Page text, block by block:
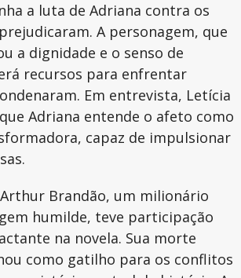
a luta de Adriana contra os
A personagem, que
a dignidade e o senso de
recursos para enfrentar
Em entrevista, Letícia
Adriana entende o afeto como
capaz de impulsionar
Brandão, um milionário
humilde, teve participação
na novela. Sua morte
como gatilho para os conflitos